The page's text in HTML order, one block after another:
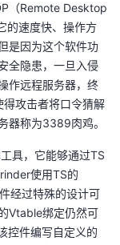
（Remote Desktop
的速度快、操作方
是因为这个软件功
全隐患，一旦入侵
作远程服务器，终
攻击者将口令猜解
器称为3389肉鸡。
具，它能够通过TS
使用TS的
经过特殊的设计可
Vtable绑定仍然可
控件编写自定义的